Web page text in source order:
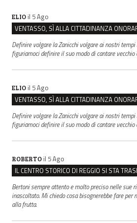
ELIO il 5 Ago
Definire volgare la Zanicchi volgare ai nostri tempi
figuriamoci definire il suo modo di cantare vecchio
ELIO il 5 Ago
Definire volgare la Zanicchi volgare ai nostri tempi
figuriamoci definire il suo modo di cantare vecchio
ROBERTO il 5 Ago
Bertoni sempre attento e molto preciso nelle sue
inascoltato. Mi chiedo cosa bisognerebbe fare
alla frutta.